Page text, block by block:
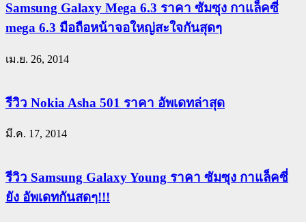
Samsung Galaxy Mega 6.3 ราคา ซัมซุง กาแล็คซี่
mega 6.3 มือถือหน้าจอใหญ่สะใจกันสุดๆ
เม.ย. 26, 2014
รีวิว Nokia Asha 501 ราคา อัพเดทล่าสุด
มี.ค. 17, 2014
รีวิว Samsung Galaxy Young ราคา ซัมซุง กาแล็คซี่
ยัง อัพเดทกันสดๆ!!!